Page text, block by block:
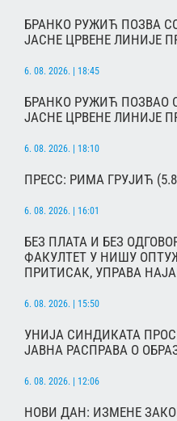
БРАНКО РУЖИЋ ПОЗВА
ЈАСНЕ ЦРВЕНЕ ЛИНИЈЕ
6. 08. 2026. | 18:45
БРАНКО РУЖИЋ ПОЗВАО
ЈАСНЕ ЦРВЕНЕ ЛИНИЈЕ
6. 08. 2026. | 18:10
ПРЕСС: РИМА ГРУЈИЋ
6. 08. 2026. | 16:01
БЕЗ ПЛАТА И БЕЗ
ФАКУЛТЕТ У НИШУ
ПРИТИСАК, УПРАВА
6. 08. 2026. | 15:50
УНИЈА СИНДИКАТА
ЈАВНА РАСПРАВА О
6. 08. 2026. | 12:06
НОВИ ДАН: ИЗМЕНЕ